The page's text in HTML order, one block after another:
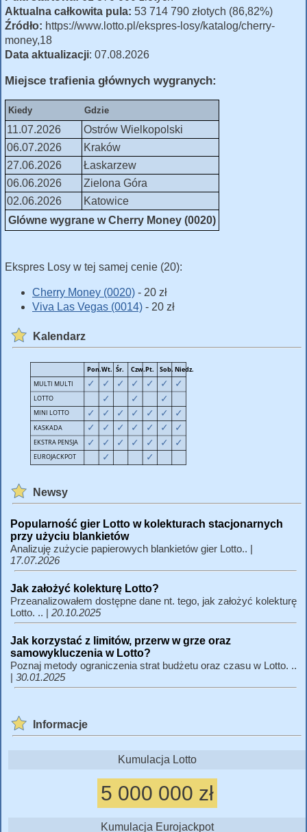
Aktualna całkowita pula: 53 714 790 złotych (86,82%)
Źródło: https://www.lotto.pl/ekspres-losy/katalog/cherry-
money,18
Data aktualizacji: 07.08.2026
Miejsce trafienia głównych wygranych:
Kiedy Gdzie
11.07.2026
Ostrów Wielkopolski
06.07.2026
Kraków
27.06.2026
Łaskarzew
06.06.2026
Zielona Góra
02.06.2026
Katowice
Glówne wygrane w Cherry Money (0020)
Ekspres Losy w tej samej cenie (20):
Cherry Money (0020) - 20 zł
Viva Las Vegas (0014) - 20 zł
Kalendarz
Newsy
Popularność gier Lotto w kolekturach stacjonarnych
przy użyciu blankietów
Analizuję zużycie papierowych blankietów gier Lotto.. |
17.07.2026
Jak założyć kolekturę Lotto?
Przeanalizowałem dostępne dane nt. tego, jak założyć kolekturę
Lotto. .. | 20.10.2025
Jak korzystać z limitów, przerw w grze oraz
samowykluczenia w Lotto?
Poznaj metody ograniczenia strat budżetu oraz czasu w Lotto. ..
| 30.01.2025
Informacje
Kumulacja Lotto
5 000 000 zł
Kumulacja Eurojackpot